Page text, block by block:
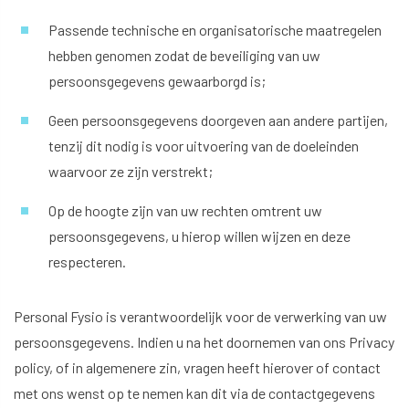
Passende technische en organisatorische maatregelen
hebben genomen zodat de beveiliging van uw
persoonsgegevens gewaarborgd is;
Geen persoonsgegevens doorgeven aan andere partijen,
tenzij dit nodig is voor uitvoering van de doeleinden
waarvoor ze zijn verstrekt;
Op de hoogte zijn van uw rechten omtrent uw
persoonsgegevens, u hierop willen wijzen en deze
respecteren.
Personal Fysio is verantwoordelijk voor de verwerking van uw
persoonsgegevens. Indien u na het doornemen van ons Privacy
policy, of in algemenere zin, vragen heeft hierover of contact
met ons wenst op te nemen kan dit via de contactgegevens